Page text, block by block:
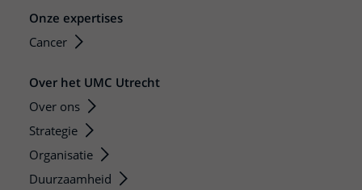
Onze expertises
Cancer
Over het UMC Utrecht
Over ons
Strategie
Organisatie
Duurzaamheid